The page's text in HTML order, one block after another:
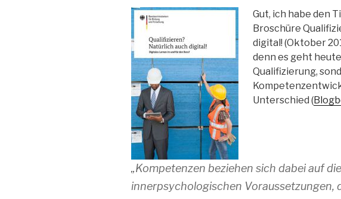
Gut, ich habe den
Broschüre
digital! (Oktober
denn es geht
Qualifizierung,
Unterschied (
„Kompetenzen beziehen sich dabei auf die
innerpsychologischen Voraussetzungen,